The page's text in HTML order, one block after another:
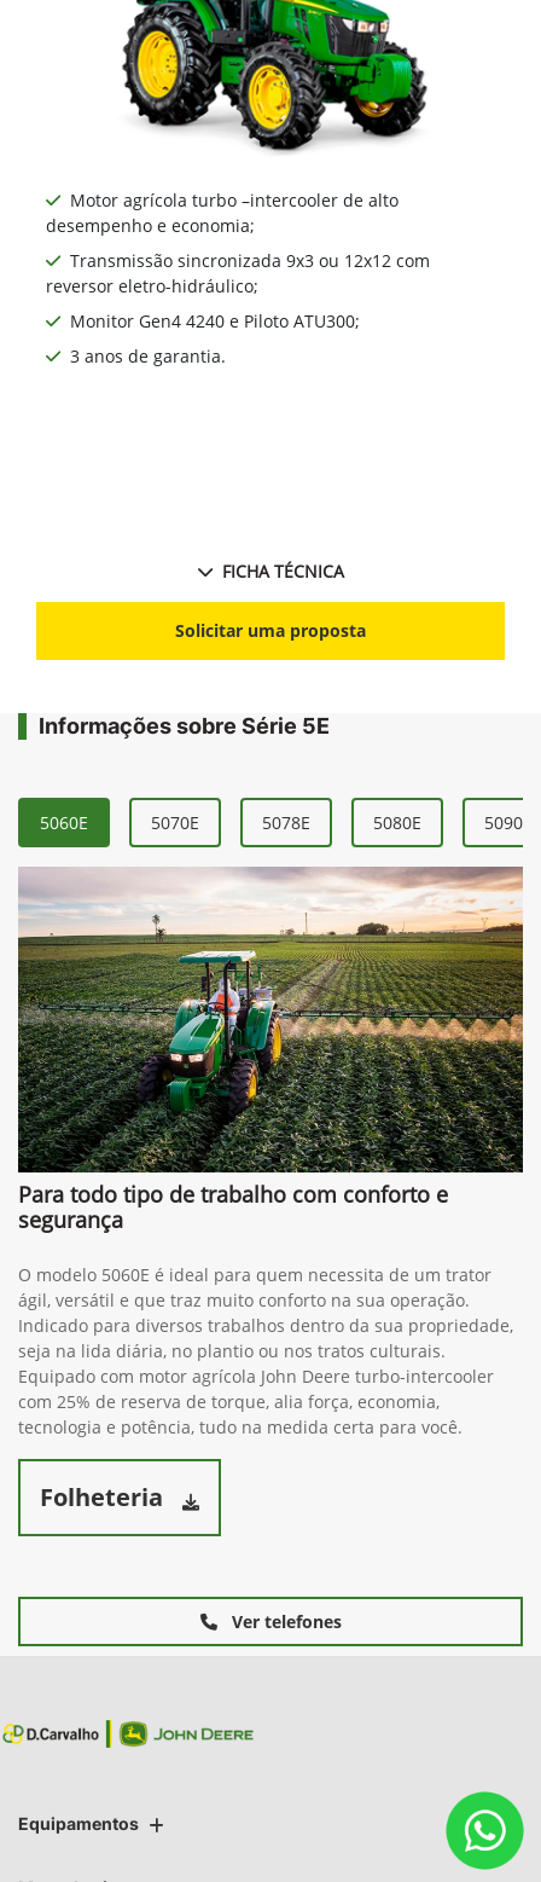
Motor agrícola turbo –intercooler de alto
desempenho e economia;
Transmissão sincronizada 9x3 ou 12x12 com
reversor eletro-hidráulico;
Monitor Gen4 4240 e Piloto ATU300;
3 anos de garantia.
FICHA TÉCNICA
Solicitar uma proposta
Informações sobre Série 5E
5060E 5070E 5078E 5080E 5090E
Para todo tipo de trabalho com conforto e
segurança
O modelo 5060E é ideal para quem necessita de um trator
ágil, versátil e que traz muito conforto na sua operação.
Indicado para diversos trabalhos dentro da sua propriedade,
seja na lida diária, no plantio ou nos tratos culturais.
Equipado com motor agrícola John Deere turbo-intercooler
com 25% de reserva de torque, alia força, economia,
tecnologia e potência, tudo na medida certa para você.
Folheteria
Ver telefones
Equipamentos